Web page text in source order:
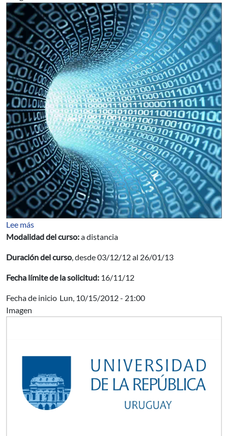
Lee mássobre BANDA ANCHA Y CIUDADES DIGITALES
Modalidad del curso:a distancia
Duración del curso, desde 03/12/12 al 26/01/13
Fecha límite de la solicitud: 16/11/12
Fecha de inicio Lun, 10/15/2012 - 21:00
Imagen